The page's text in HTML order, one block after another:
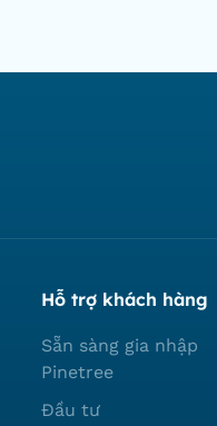
Hỗ trợ khách hàng
Sẵn sàng gia nhập
Pinetree
Đầu tư